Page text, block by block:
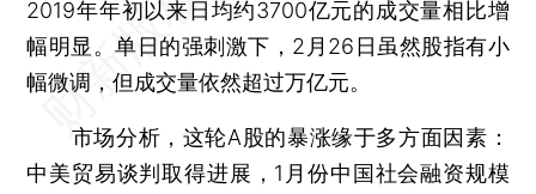
2019年年初以来日均约3700亿元的成交量相比增
幅明显。单日的强刺激下，2月26日虽然股指有小
幅微调，但成交量依然超过万亿元。
市场分析，这轮A股的暴涨缘于多方面因素：
中美贸易谈判取得进展，1月份中国社会融资规模